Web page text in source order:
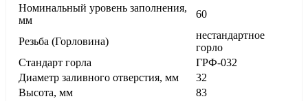
Номинальный уровень заполнения,
мм
60
Резьба (Горловина)
нестандартное
горло
Стандарт горла
ГРФ-032
Диаметр заливного отверстия, мм
32
Высота, мм
83